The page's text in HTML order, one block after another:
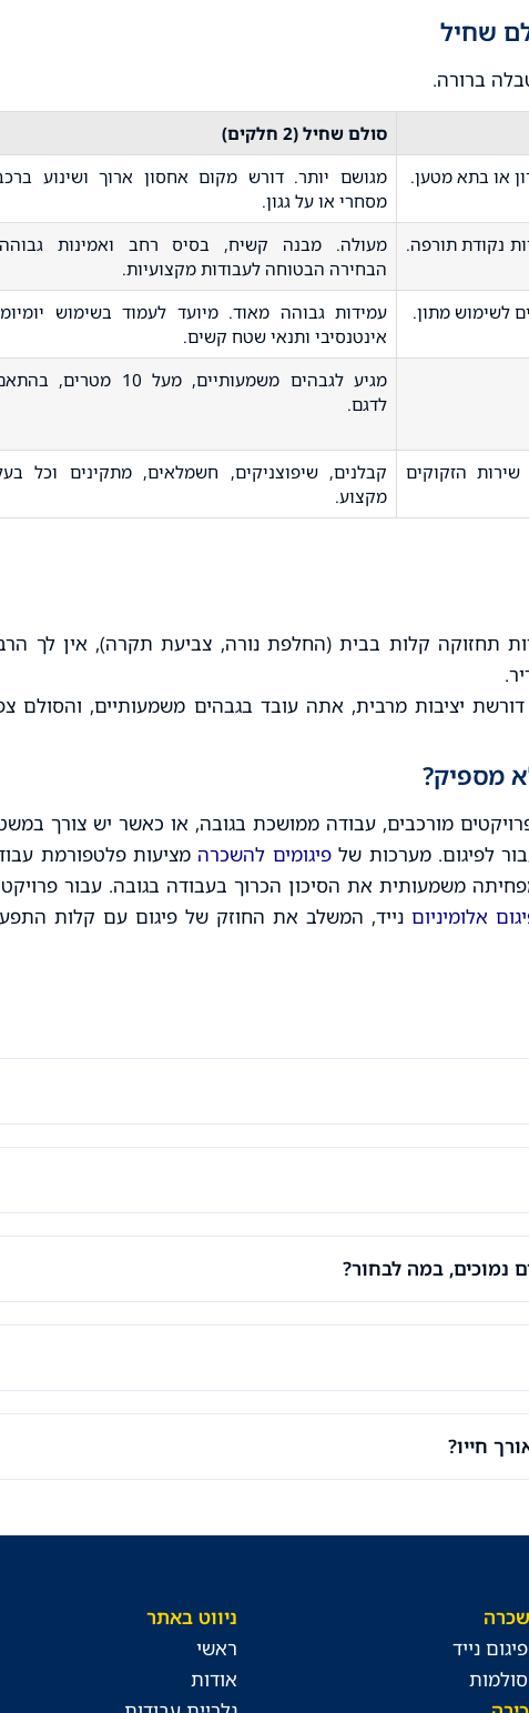
שחיל
ברורה.
סולם שחיל (2 חלקים)
או בתא מטען.
מגושם יותר. דורש מקום אחסון ארוך ושינוע
מסחרי או על גגון.
נקודת תורפה.
מעולה. מבנה קשיח, בסיס רחב ואמינות
הבחירה הבטוחה לעבודות מקצועיות.
לשימוש מתון.
עמידות גבוהה מאוד. מיועד לעמוד בשימוש
אינטנסיבי ותנאי שטח קשים.
מגיע לגבהים משמעותיים, מעל 10 מטרים,
לדגם.
הזקוקים
קבלנים, שיפוצניקים, חשמלאים, מתקינים וכל
מקצוע.
תחזוקה קלות בבית (החלפת נורה, צביעת תקרה), אין לך
יציבות מרבית, אתה עובד בגבהים משמעותיים, והסולם
מספיק?
מורכבים, עבודה ממושכת בגובה, או כאשר יש צורך
לפיגום. מערכות שלפיגומים להשכרה מציעות פלטפורמת
משמעותית את הסיכון הכרוך בעבודה בגובה. עבור
אלומיניום נייד, המשלב את החוזק של פיגום עם קלות
נמוכים, במה לבחור?
חייו?
נייד
ניווט באתר
ראשי
אודות